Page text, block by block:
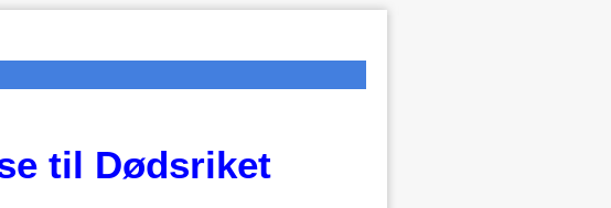
til Dødsriket